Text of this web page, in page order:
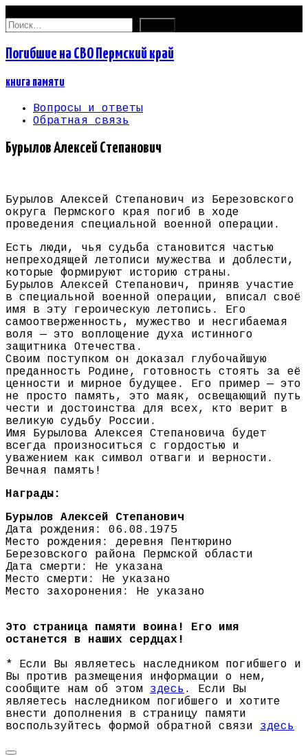
Найти:
Погибшие на СВО Пермский край
книга памяти
Вопросы и ответы
Обратная связь
Бурылов Алексей Степанович
Бурылов Алексей Степанович из Березовского
округа Пермского края погиб в ходе
проведения специальной военной операции.
Есть люди, чья судьба становится частью
непреходящей летописи мужества и доблести,
которые формируют историю страны.
Бурылов Алексей Степанович, приняв участие
в специальной военной операции, вписал своё
имя в эту героическую летопись. Его
самоотверженность, мужество и несгибаемая
воля — это воплощение духа истинного
защитника Отечества.
Своим поступком он доказал глубочайшую
преданность Родине, готовность стоять за её
ценности и мирное будущее. Его пример — это
не просто память, это маяк, освещающий путь
чести и достоинства для всех, кто верит в
великую судьбу России.
Имя Бурылова Алексея Степановича будет
всегда произноситься с гордостью и
уважением как символ отваги и верности.
Вечная память!
Награды:
Бурылов Алексей Степанович
Дата рождения: 06.08.1975
Место рождения: деревня Пентюрино
Березовского района Пермской области
Дата смерти: Не указана
Место смерти: Не указано
Место захоронения: Не указано
Это страница памяти воина! Его имя
останется в наших сердцах!
* Если Вы являетесь наследником погибшего и
Вы против размещения информации о нем,
сообщите нам об этом здесь . Если Вы
являетесь наследником погибшего и хотите
внести дополнения в страницу памяти
воспользуйтесь формой обратной связи здесь